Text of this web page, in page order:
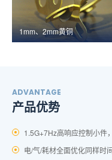
1mm、2mm黄铜
ADVANTAGE
产品优势
1.5G+7Hz高响应控制小件
电/气/耗材全面优化同样时